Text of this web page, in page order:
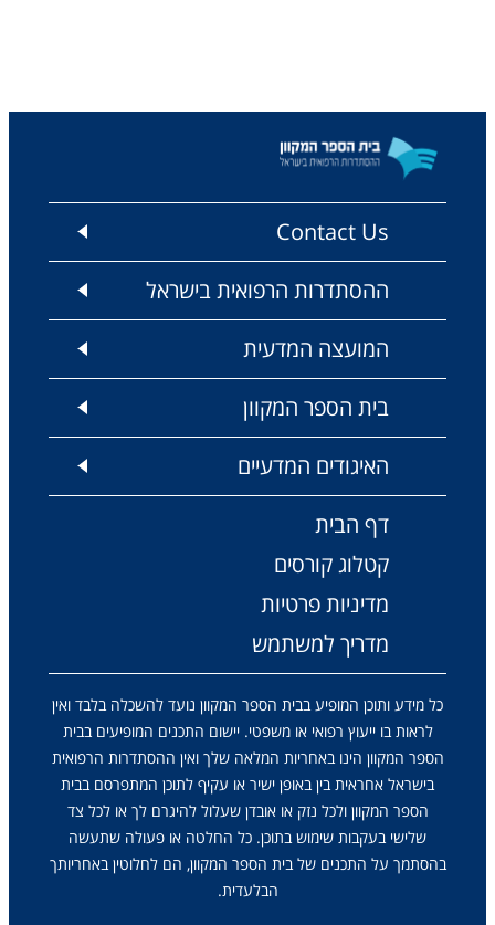
Contact Us
ההסתדרות הרפואית בישראל
המועצה המדעית
בית הספר המקוון
האיגודים המדעיים
דף הבית
קטלוג קורסים
מדיניות פרטיות
מדריך למשתמש
כל מידע ותוכן המופיע בבית הספר המקוון נועד להשכלה בלבד ואין
לראות בו ייעוץ רפואי או משפטי. יישום התכנים המופיעים בבית
הספר המקוון הינו באחריות המלאה שלך ואין ההסתדרות הרפואית
בישראל אחראית בין באופן ישיר או עקיף לתוכן המתפרסם בבית
הספר המקוון ולכל נזק או אובדן שעלול להיגרם לך או לכל צד
שלישי בעקבות שימוש בתוכן. כל החלטה או פעולה שתעשה
בהסתמך על התכנים של בית הספר המקוון, הם לחלוטין באחריותך
הבלעדית.